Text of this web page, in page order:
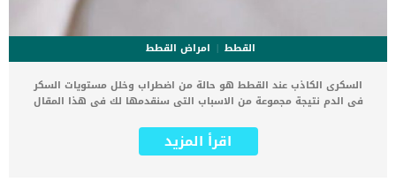
القطط
امراض القطط
السكرى الكاذب عند القطط هو حالة من اضطراب وخلل مستويات السكر
فى الدم نتيجة مجموعة من الاسباب التى سنقدمها لك فى هذا المقال
لضغط او صدمات نفسية شديدة, لكن ماذا عن سبب اصابة القطط بالسكر
الكاذب ؟ فى البداية عليك ان تعلم انه مرض نادر جدا ان يحدث للقطط ولم
اقرأ المزيد